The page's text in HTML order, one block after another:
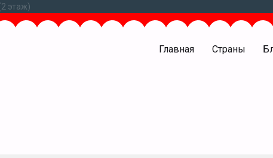
этаж)
Меню
Главная Страны